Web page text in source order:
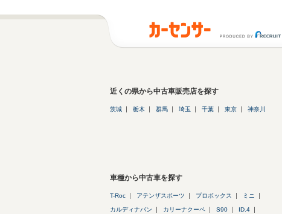
近くの県から中古車販売店を探す
茨城 栃木 群馬 埼玉 千葉 東京 神奈川
車種から中古車を探す
T-Roc アテンザスポーツ プロボックス ミニ
カルディナバン カリーナクーペ S90 ID.4